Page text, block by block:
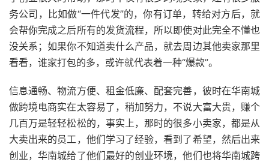
务公司，比如做“一件代发”的，你有订单，转给对方后，就
会帮你完成之后所有的发货流程，所以即使对此完全不懂也
没关系；如果你不知道卖什么产品，就去周边其他卖家那里
看看，谁家打包的多，或许就代表着一种“爆款”。
信息通畅、物流方便、租金低廉、配套完善，彼时在华南城
做跨境电商实在太容易了，稍加努力，不说大富大贵，赚个
几百万是轻轻松松的，事实上，那时的很多小卖家，都是从
大卖出来的员工，他们学习了经验，看到了希望，然后出来
创业，华南城给了他们最好的创业环境，他们也将华南城跨